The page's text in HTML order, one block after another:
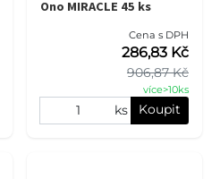
Ono MIRACLE 45 ks
Cena s DPH
906,87 Kč
286,83 Kč
více>10ks
ks Koupit